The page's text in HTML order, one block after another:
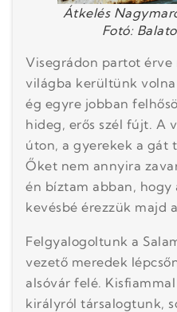
Átkelés
Fotó:
Visegrádon partot
világba kerültünk
ég egyre jobban
hideg, erős szél fújt. A
úton, a gyerekek a gát
Őket nem annyira
én bíztam abban, hogy
kevésbé érezzük majd
Felgyalogoltunk a
vezető meredek
alsóvár felé.
királyról társalogtunk,